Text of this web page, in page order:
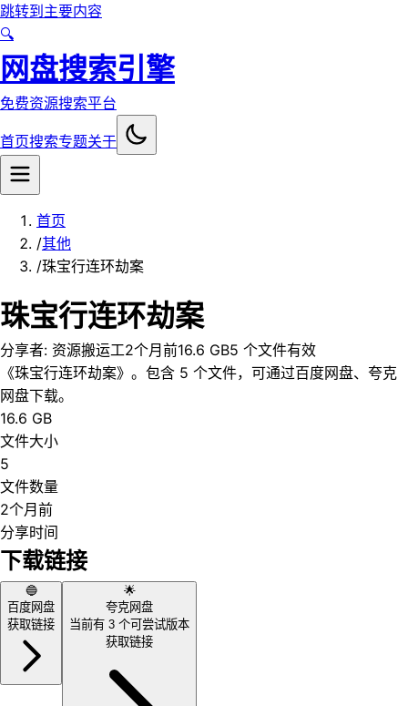
跳转到主要内容
🔍
网盘搜索引擎
免费资源搜索平台
首页搜索专题关于
首页
/其他
/珠宝行连环劫案
珠宝行连环劫案
分享者: 资源搬运工2个月前16.6 GB5 个文件有效
《珠宝行连环劫案》。包含 5 个文件，可通过百度网盘、夸克
网盘下载。
16.6 GB
文件大小
5
文件数量
2个月前
分享时间
下载链接
🔵
百度网盘
获取链接
🌟
夸克网盘
当前有 3 个可尝试版本
获取链接